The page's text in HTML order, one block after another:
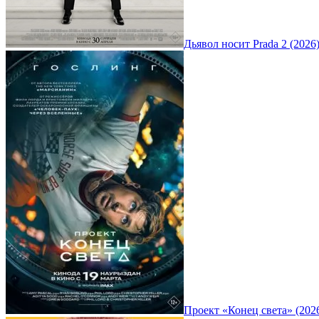
Дьявол носит Prada 2 (2026)
Проект «Конец света»